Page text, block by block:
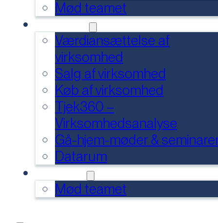
Mød teamet
Værdiansættelse af
virksomhed
Salg af virksomhed
Køb af virksomhed
Tjek360 –
Virksomhedsanalyse
Gå-hjem-møder &
Datarum
Mød teamet